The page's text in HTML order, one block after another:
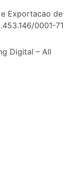
Exportacao de
0001-71
Digital – All